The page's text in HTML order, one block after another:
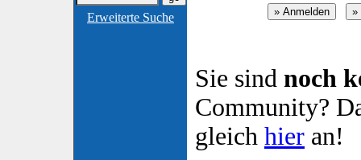
Erweiterte Suche
Sie sind noch
Community?
gleich hier an!